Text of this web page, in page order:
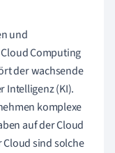
und
Computing
der wachsende
Intelligenz (KI).
komplexe
auf der Cloud
sind solche